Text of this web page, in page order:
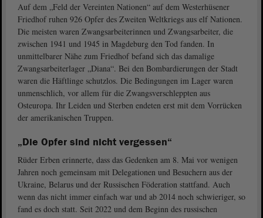
Auf dem „Feld der Vereinten Nationen“ auf dem Westerhüsener
Friedhof ruhen 926 Opfer des Zweiten Weltkriegs aus elf Nationen.
Die meisten waren Zwangsarbeiterinnen und Zwangsarbeiter, die
zwischen 1941 und 1945 in Magdeburg den Tod fanden. In
unmittelbarer Nähe zum Friedhof befand sich das damalige
Zwangsarbeiterlager „Diana“. Bei den Bombardierungen der Stadt
waren die Häftlinge schutzlos. Die Bedingungen im Lager waren
unmenschlich, vor allem für die Zwangsverschleppten aus
Osteuropa. Ihr Leiden und Sterben endeten erst mit dem Vorrücken
der amerikanischen Truppen.
„Die Opfer sind nicht vergessen“
Rüder Erben erinnerte, dass das Gedenken am 8. Mai vor wenigen
Jahren noch gemeinsam mit Delegationen und Besuchern aus der
Ukraine, Belarus und der Russischen Föderation stattfand. Auch
wenn das nicht immer einfach war und ab 2014 noch schwieriger, so
fand es doch statt. Seit 2022 und dem Beginn des russischen